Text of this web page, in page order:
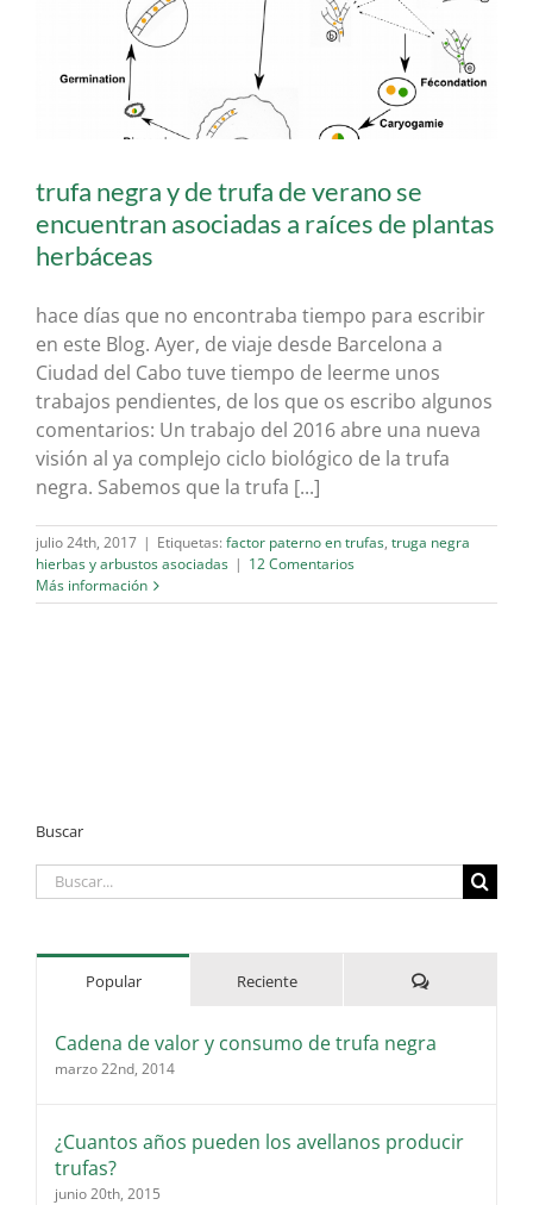
trufa negra y de trufa de verano se
encuentran asociadas a raíces de plantas
herbáceas
hace días que no encontraba tiempo para escribir
en este Blog. Ayer, de viaje desde Barcelona a
Ciudad del Cabo tuve tiempo de leerme unos
trabajos pendientes, de los que os escribo algunos
comentarios: Un trabajo del 2016 abre una nueva
visión al ya complejo ciclo biológico de la trufa
negra. Sabemos que la trufa [...]
julio 24th, 2017 | Etiquetas: factor paterno en trufas, truga negra
hierbas y arbustos asociadas | 12 Comentarios
Más información
Buscar
Buscar:
Popular Reciente Comentarios
Cadena de valor y consumo de trufa negra
marzo 22nd, 2014
¿Cuantos años pueden los avellanos producir
trufas?
junio 20th, 2015